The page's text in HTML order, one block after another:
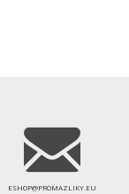
ESHOP@PROMAZLIKY.EU